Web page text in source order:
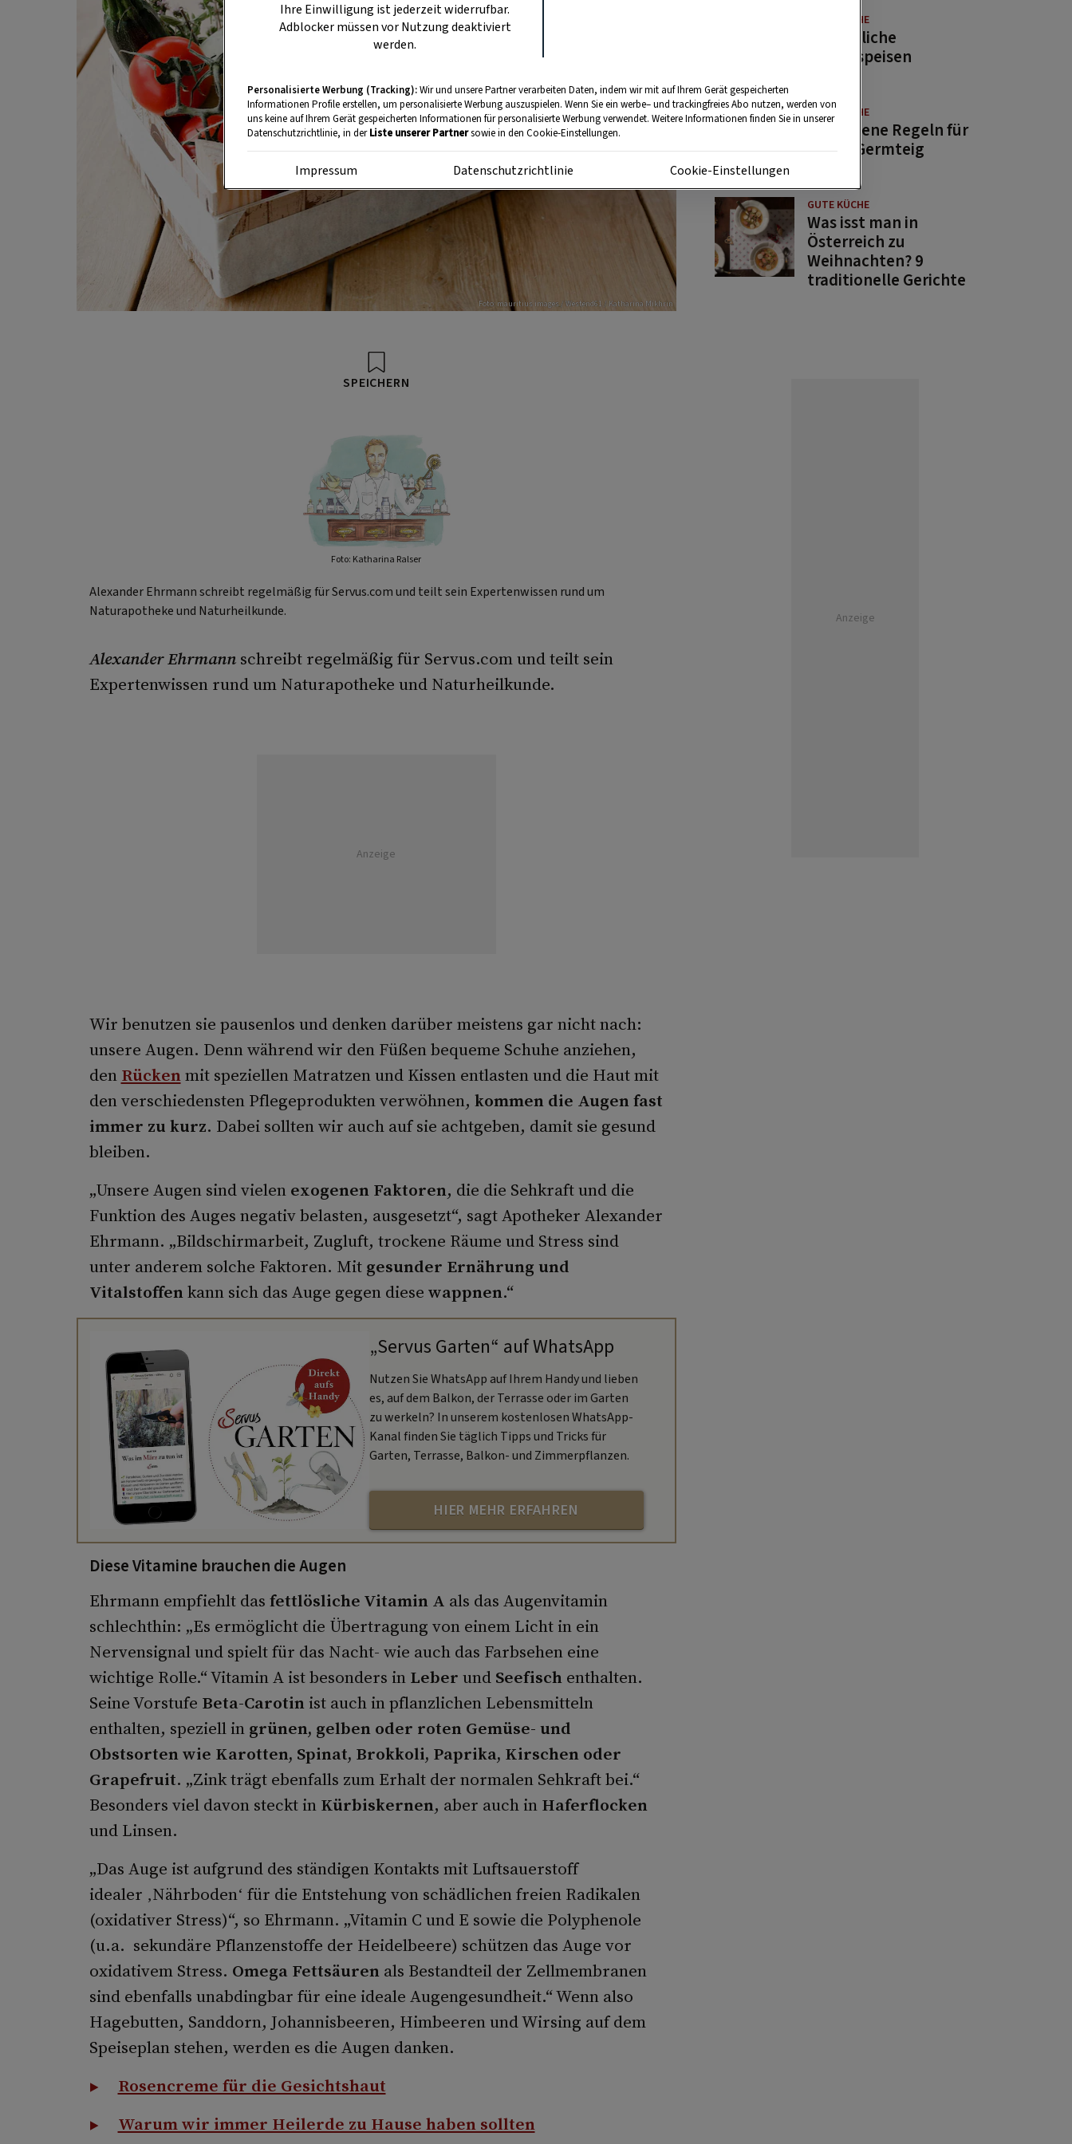
Foto: mauritius images / Westend61 / Katharina Mikhrin
SPEICHERN
Foto: Katharina Ralser
Alexander Ehrmann schreibt regelmäßig für Servus.com und teilt sein Expertenwissen rund um
Naturapotheke und Naturheilkunde.
Alexander Ehrmannschreibt regelmäßig für Servus.com und teilt sein
Expertenwissen rund um Naturapotheke und Naturheilkunde.
Anzeige
Wir benutzen sie pausenlos und denken darüber meistens gar nicht nach:
unsere Augen. Denn während wir den Füßen bequeme Schuhe anziehen,
den Rückenmit speziellen Matratzen und Kissen entlasten und die Haut mit
den verschiedensten Pflegeprodukten verwöhnen, kommen die Augen fast
immer zu kurz. Dabei sollten wir auch auf sie achtgeben, damit sie gesund
bleiben.
„Unsere Augen sind vielen exogenen Faktoren, die die Sehkraft und die
Funktion des Auges negativ belasten, ausgesetzt“, sagt Apotheker Alexander
Ehrmann. „Bildschirmarbeit, Zugluft, trockene Räume und Stress sind
unter anderem solche Faktoren. Mit gesunder Ernährung und
Vitalstoffenkann sich das Auge gegen diese wappnen.“
„Servus Garten“ auf WhatsApp
Nutzen Sie WhatsApp auf Ihrem Handy und lieben
es, auf dem Balkon, der Terrasse oder im Garten
zu werkeln? In unserem kostenlosen WhatsApp-
Kanal finden Sie täglich Tipps und Tricks für
Garten, Terrasse, Balkon- und Zimmerpflanzen.
HIER MEHR ERFAHREN
Diese Vitamine brauchen die Augen
Ehrmann empfiehlt das fettlösliche Vitamin A als das Augenvitamin
schlechthin: „Es ermöglicht die Übertragung von einem Licht in ein
Nervensignal und spielt für das Nacht- wie auch das Farbsehen eine
wichtige Rolle.“ Vitamin A ist besonders in Leber und Seefischenthalten.
Seine Vorstufe Beta-Carotinist auch in pflanzlichen Lebensmitteln
enthalten, speziell in grünen, gelben oder roten Gemüse- und
Obstsorten wie Karotten, Spinat, Brokkoli, Paprika, Kirschen oder
Grapefruit. „Zink trägt ebenfalls zum Erhalt der normalen Sehkraft bei.“
Besonders viel davon steckt in Kürbiskernen, aber auch in Haferflocken
und Linsen.
„Das Auge ist aufgrund des ständigen Kontakts mit Luftsauerstoff
idealer ‚Nährboden‘ für die Entstehung von schädlichen freien Radikalen
(oxidativer Stress)“, so Ehrmann. „Vitamin C und E sowie die Polyphenole
(u.a. sekundäre Pflanzenstoffe der Heidelbeere) schützen das Auge vor
oxidativem Stress. Omega Fettsäurenals Bestandteil der Zellmembranen
sind ebenfalls unabdingbar für eine ideale Augengesundheit.“ Wenn also
Hagebutten, Sanddorn, Johannisbeeren, Himbeeren und Wirsing auf dem
Speiseplan stehen, werden es die Augen danken.
Rosencreme für die Gesichtshaut
Warum wir immer Heilerde zu Hause haben sollten
GUTE KÜCHE
11 köstliche
Fastenspeisen
GUTE KÜCHE
10 goldene Regeln für
guten Germteig
GUTE KÜCHE
Was isst man in
Österreich zu
Weihnachten? 9
traditionelle Gerichte
Anzeige
Ihre Einwilligung ist jederzeit widerrufbar.
Adblocker müssen vor Nutzung deaktiviert
werden.
Personalisierte Werbung (Tracking):Wir und unsere Partner verarbeiten Daten, indem wir mit auf Ihrem Gerät gespeicherten
Informationen Profile erstellen, um personalisierte Werbung auszuspielen. Wenn Sie ein werbe– und trackingfreies Abo nutzen, werden von
uns keine auf Ihrem Gerät gespeicherten Informationen für personalisierte Werbung verwendet. Weitere Informationen finden Sie in unserer
Datenschutzrichtlinie, in derListe unserer Partnersowie in den Cookie-Einstellungen.
Impressum Datenschutzrichtlinie Cookie-Einstellungen